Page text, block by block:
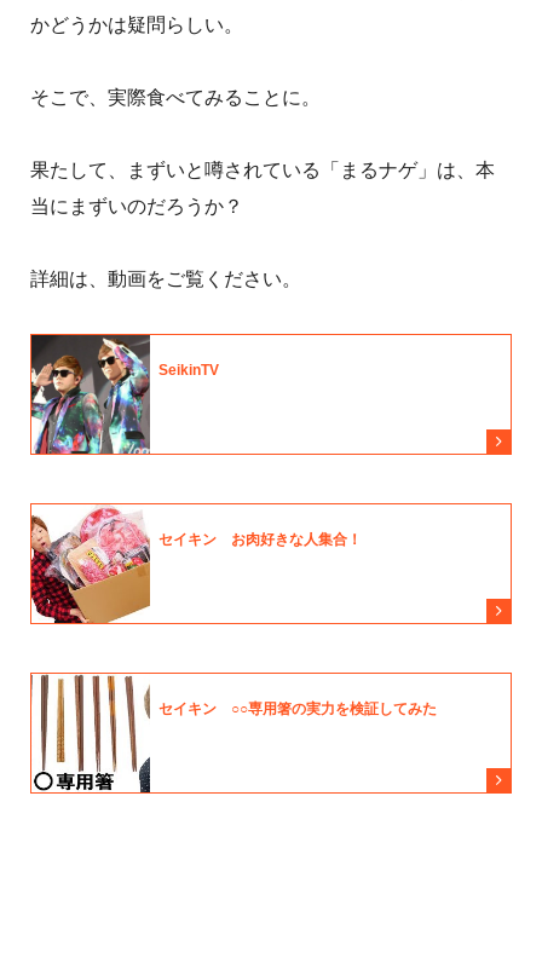
かどうかは疑問らしい。
そこで、実際食べてみることに。
果たして、まずいと噂されている「まるナゲ」は、本
当にまずいのだろうか？
詳細は、動画をご覧ください。